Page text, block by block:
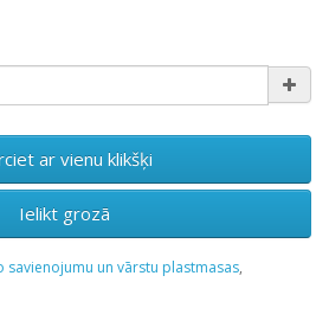
ar vienu klikšķi
Ielikt grozā
savienojumu un vārstu plastmasas,